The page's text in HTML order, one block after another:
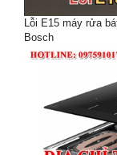
Lỗi E15 máy rửa
Bosch